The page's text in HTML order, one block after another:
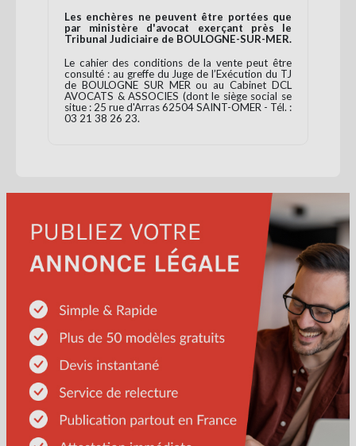
Les enchères ne peuvent être portées que
par ministère d'avocat exerçant près le
Tribunal Judiciaire de BOULOGNE-SUR-MER.
Le cahier des conditions de la vente peut être
consulté : au greffe du Juge de l’Exécution du TJ
de BOULOGNE SUR MER ou au Cabinet DCL
AVOCATS & ASSOCIES (dont le siège social se
situe : 25 rue d'Arras 62504 SAINT-OMER - Tél. :
03 21 38 26 23.